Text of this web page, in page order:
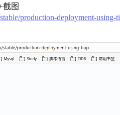
截图
production-deployment-using-